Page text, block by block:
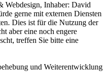
Webdesign, Inhaber: David
gerne mit externen Diensten
Dies ist für die Nutzung der
aber eine noch engere
treffen Sie bitte eine
und Weiterentwicklung